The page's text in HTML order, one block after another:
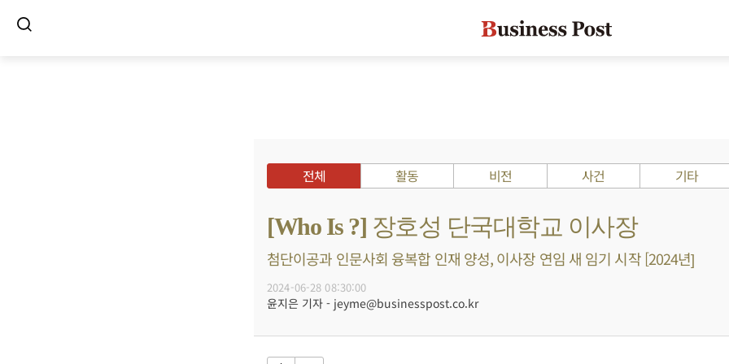
전체 활동 비전 사건 기타
[Who Is ?] 장호성 단국대학교 이사장
첨단이공과 인문사회 융복합 인재 양성, 이사장 연임 새 임기 시작 [2024년]
2024-06-28 08:30:00
윤지은 기자 - jeyme@businesspost.co.kr